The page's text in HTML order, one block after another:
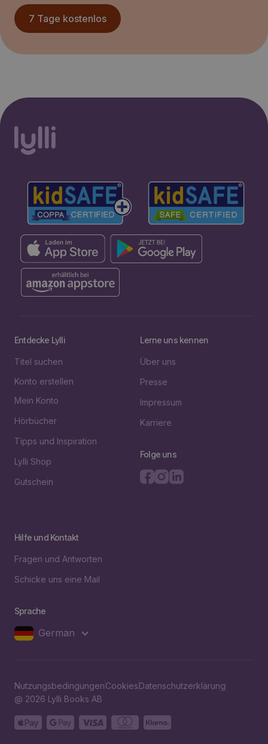
7 Tage kostenlos
Entdecke Lylli
Titel suchen
Konto erstellen
Mein Konto
Hörbücher
Tipps und Inspiration
Lylli Shop
Gutschein
Lerne uns kennen
Über uns
Presse
Impressum
Karriere
Folge uns
Hilfe und Kontakt
Fragen und Antworten
Schicke uns eine Mail
Sprache
German
NutzungsbedingungenCookiesDatenschutzerklärung
@ 2026 Lylli Books AB